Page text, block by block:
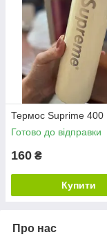
Термос Suprime 400
Готово до відправки
160 ₴
Купити
Про нас